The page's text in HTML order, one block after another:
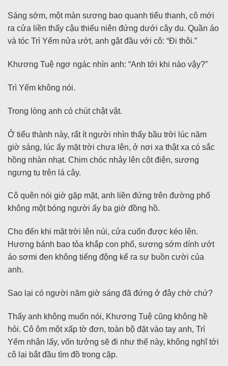
Sáng sớm, một màn sương bao quanh tiểu thanh, cô mới
ra cửa liền thấy cậu thiếu niên đứng dưới cây du. Quần áo
và tóc Trì Yếm nửa ướt, anh gật đầu với cô: “Đi thôi.”
Khương Tuệ ngơ ngác nhìn anh: “Anh tới khi nào vậy?”
Trì Yếm không nói.
Trong lòng anh có chút chật vật.
Ở tiểu thành này, rất ít người nhìn thấy bầu trời lúc năm
giờ sáng, lúc ấy mặt trời chưa lên, ở nơi xa thật xa có sắc
hồng nhàn nhạt. Chim chóc nhảy lên cột điện, sương
ngưng tụ trên lá cây.
Cô quên nói giờ gặp mặt, anh liền đứng trên đường phố
không một bóng người ấy ba giờ đồng hồ.
Cho đến khi mặt trời lên núi, cửa cuốn được kéo lên.
Hương bánh bao tỏa khắp con phố, sương sớm dính ướt
áo sơmi đen không tiếng động kể ra sự buồn cười của
anh.
Sao lại có người năm giờ sáng đã đứng ở đây chờ chứ?
Thấy anh không muốn nói, Khương Tuệ cũng không hề
hỏi. Cô ôm một xấp tờ đơn, toàn bộ đặt vào tay anh, Trì
Yếm nhận lấy, vốn tưởng sẽ đi như thế này, không nghĩ tới
cô lại bắt đầu tìm đồ trong cặp.